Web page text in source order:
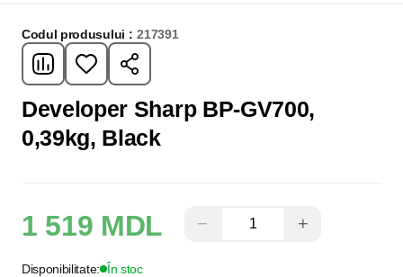
Codul produsului : 217391
Developer Sharp BP-GV700,
0,39kg, Black
1 519 MDL − +
Disponibilitate: În stoc